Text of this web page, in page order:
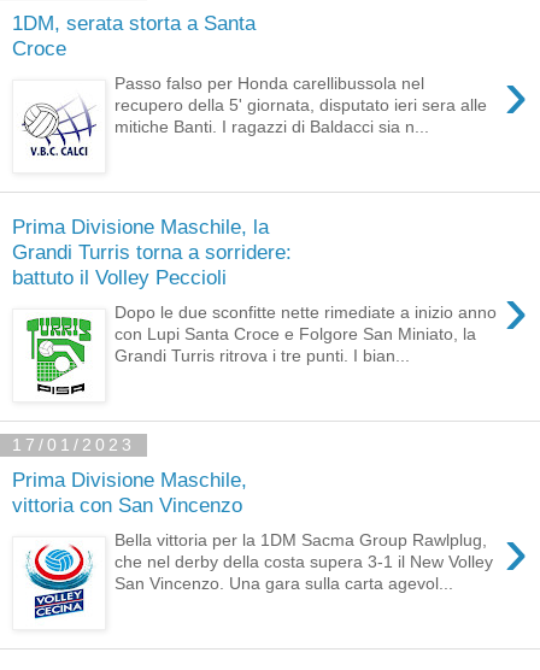
1DM, serata storta a Santa
Croce
›
Passo falso per Honda carellibussola nel
recupero della 5' giornata, disputato ieri sera alle
mitiche Banti. I ragazzi di Baldacci sia n...
Prima Divisione Maschile, la
Grandi Turris torna a sorridere:
battuto il Volley Peccioli
›
Dopo le due sconfitte nette rimediate a inizio anno
con Lupi Santa Croce e Folgore San Miniato, la
Grandi Turris ritrova i tre punti. I bian...
17/01/2023
Prima Divisione Maschile,
vittoria con San Vincenzo
›
Bella vittoria per la 1DM Sacma Group Rawlplug,
che nel derby della costa supera 3-1 il New Volley
San Vincenzo. Una gara sulla carta agevol...